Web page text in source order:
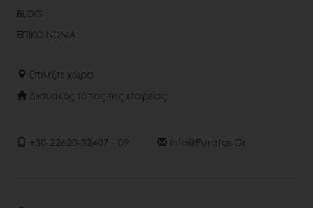
BLOG
ΕΠΙΚΟΙΝΩΝΙΑ
Επιλέξτε χώρα
Δικτυακός τόπος της εταιρείας
+30-22620-32407 - 09 Info@puratos.gr